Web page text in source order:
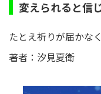
変えられると信じ
たとえ祈りが届かな
著者：汐見夏衛